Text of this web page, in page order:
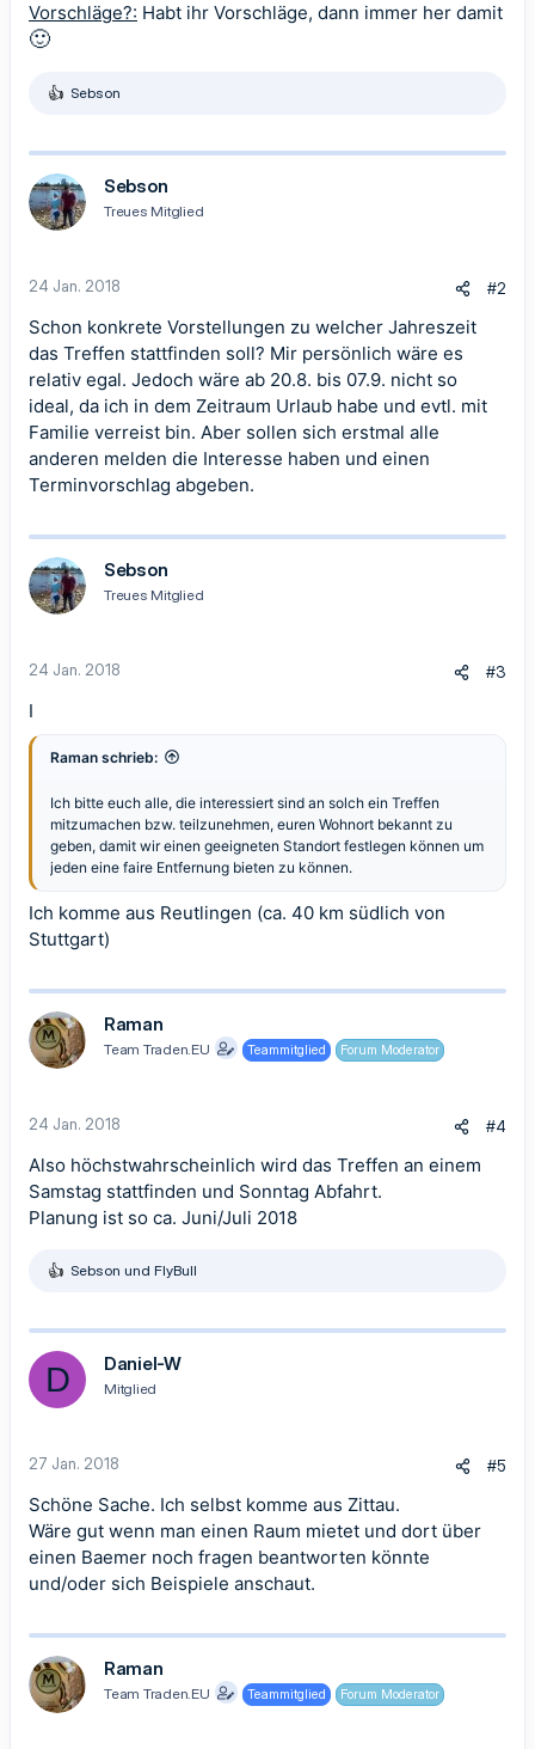
Vorschläge?: Habt ihr Vorschläge, dann immer her damit
🙂
R
k
t
i
o
n
:
Sebson
Sebson
Treues Mitglied
24 Jan. 2018 #2
Schon konkrete Vorstellungen zu welcher Jahreszeit
das Treffen stattfinden soll? Mir persönlich wäre es
relativ egal. Jedoch wäre ab 20.8. bis 07.9. nicht so
ideal, da ich in dem Zeitraum Urlaub habe und evtl. mit
Familie verreist bin. Aber sollen sich erstmal alle
anderen melden die Interesse haben und einen
Terminvorschlag abgeben.
Sebson
Treues Mitglied
24 Jan. 2018 #3
I
Raman schrieb:
Ich bitte euch alle, die interessiert sind an solch ein Treffen
mitzumachen bzw. teilzunehmen, euren Wohnort bekannt zu
geben, damit wir einen geeigneten Standort festlegen können um
jeden eine faire Entfernung bieten zu können.
Ich komme aus Reutlingen (ca. 40 km südlich von
Stuttgart)
Raman
Team Traden.EU Teammitglied Forum Moderator
24 Jan. 2018 #4
Also höchstwahrscheinlich wird das Treffen an einem
Samstag stattfinden und Sonntag Abfahrt.
Planung ist so ca. Juni/Juli 2018
R
k
t
i
o
n
Sebson und FlyBull
D Daniel-W
Mitglied
27 Jan. 2018 #5
Schöne Sache. Ich selbst komme aus Zittau.
Wäre gut wenn man einen Raum mietet und dort über
einen Baemer noch fragen beantworten könnte
und/oder sich Beispiele anschaut.
Raman
Team Traden.EU Teammitglied Forum Moderator